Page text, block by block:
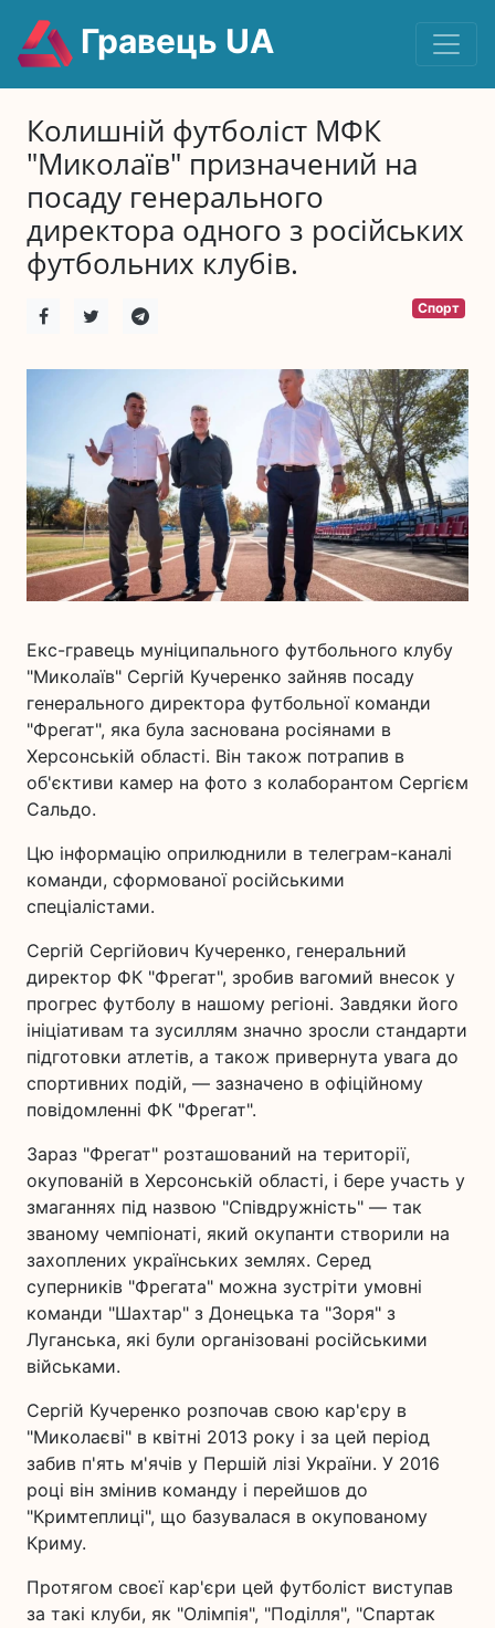
Гравець UA
Колишній футболіст МФК
"Миколаїв" призначений на
посаду генерального
директора одного з російських
футбольних клубів.
Спорт
Екс-гравець муніципального футбольного клубу
"Миколаїв" Сергій Кучеренко зайняв посаду
генерального директора футбольної команди
"Фрегат", яка була заснована росіянами в
Херсонській області. Він також потрапив в
об'єктиви камер на фото з колаборантом Сергієм
Сальдо.
Цю інформацію оприлюднили в телеграм-каналі
команди, сформованої російськими
спеціалістами.
Сергій Сергійович Кучеренко, генеральний
директор ФК "Фрегат", зробив вагомий внесок у
прогрес футболу в нашому регіоні. Завдяки його
ініціативам та зусиллям значно зросли стандарти
підготовки атлетів, а також привернута увага до
спортивних подій, — зазначено в офіційному
повідомленні ФК "Фрегат".
Зараз "Фрегат" розташований на території,
окупованій в Херсонській області, і бере участь у
змаганнях під назвою "Співдружність" — так
званому чемпіонаті, який окупанти створили на
захоплених українських землях. Серед
суперників "Фрегата" можна зустріти умовні
команди "Шахтар" з Донецька та "Зоря" з
Луганська, які були організовані російськими
військами.
Сергій Кучеренко розпочав свою кар'єру в
"Миколаєві" в квітні 2013 року і за цей період
забив п'ять м'ячів у Першій лізі України. У 2016
році він змінив команду і перейшов до
"Кримтеплиці", що базувалася в окупованому
Криму.
Протягом своєї кар'єри цей футболіст виступав
за такі клуби, як "Олімпія", "Поділля", "Спартак